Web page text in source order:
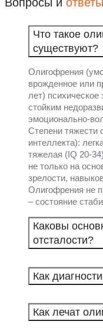
Вопросы и ответы
Что такое
существуют?
Олигофрения
врожденное или
лет)
стойким
эмоционально-
Степени тяжести
интеллекта):
тяжелая (IQ 20-
не только на
зрелости,
Олигофрения не
– состояние
Каковы
отсталости?
Как
Как лечат